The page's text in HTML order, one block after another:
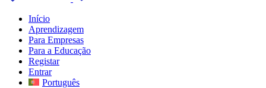
Início
Aprendizagem
Para Empresas
Para a Educação
Registar
Entrar
Português